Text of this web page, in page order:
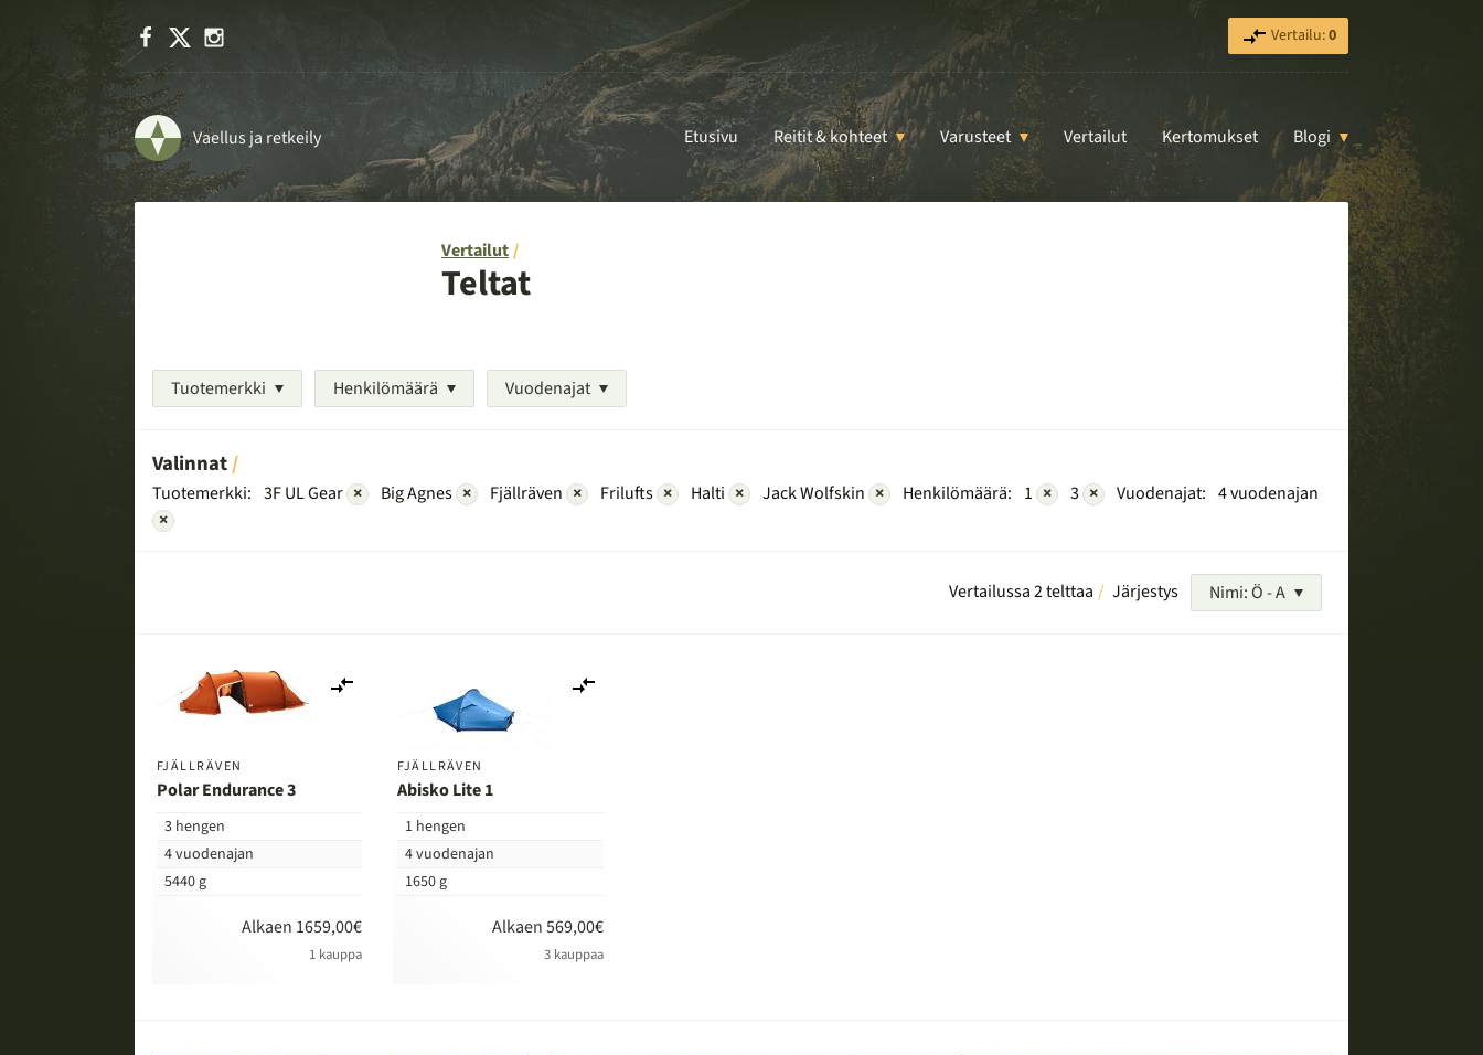
Facebook Vertailu:0
Vaellus ja retkeily Etusivu Reitit & kohteet Varusteet Vertailut Kertomukset Blogi
Vertailut
Teltat
Tuotemerkki Henkilömäärä Vuodenajat
Valinnat
Tuotemerkki: 3F UL Gear × Big Agnes × Fjällräven × Frilufts × Halti × Jack Wolfskin × Henkilömäärä: 1 × 3 × Vuodenajat: 4 vuodenajan
×
Vertailussa 2 telttaa Järjestys Nimi: Ö - A
FJÄLLRÄVEN
Polar Endurance 3
3 hengen
4 vuodenajan
5440 g
Alkaen 1659,00€
1 kauppa
FJÄLLRÄVEN
Abisko Lite 1
1 hengen
4 vuodenajan
1650 g
Alkaen 569,00€
3 kauppaa